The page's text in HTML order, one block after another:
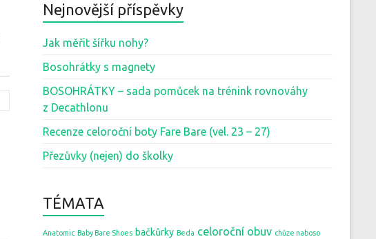
Nejnovější příspěvky
Jak měřit šířku nohy?
Bosohrátky s magnety
BOSOHRÁTKY – sada pomůcek na trénink rovnováhy
z Decathlonu
Recenze celoroční boty Fare Bare (vel. 23 – 27)
Přezůvky (nejen) do školky
TÉMATA
Anatomic Baby Bare Shoes bačkůrky Beda celoroční obuv chůze naboso